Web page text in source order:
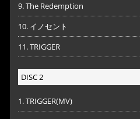
9. The Redemption
10. イノセント
11. TRIGGER
DISC 2
1. TRIGGER(MV)